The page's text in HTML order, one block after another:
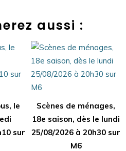
aussi :
le
sur
Scènes de ménages,
18e saison, dès le lundi
25/08/2026 à 20h30 sur
M6